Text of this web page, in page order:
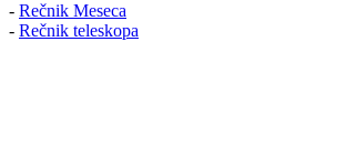
- Rečnik Meseca
- Rečnik teleskopa